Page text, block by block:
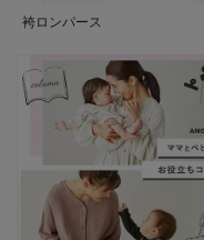
袴ロンパース